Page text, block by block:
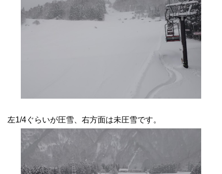
左1/4ぐらいが圧雪、右方面は未圧雪です。